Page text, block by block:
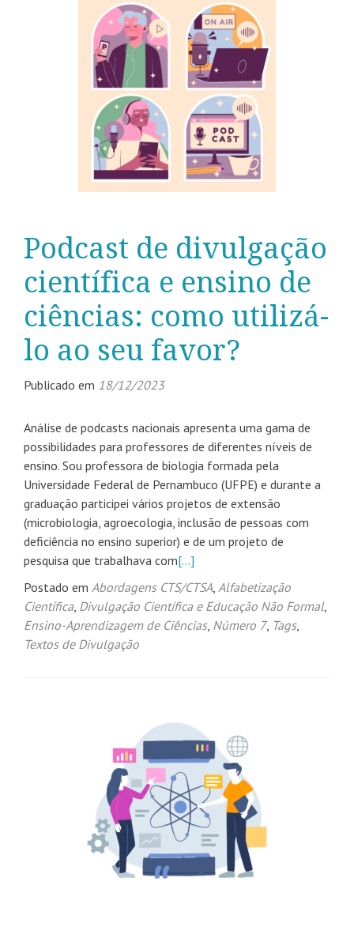
Podcast de divulgação
científica e ensino de
ciências: como utilizá-
lo ao seu favor?
Publicado em 18/12/2023
Análise de podcasts nacionais apresenta uma gama de
possibilidades para professores de diferentes níveis de
ensino. Sou professora de biologia formada pela
Universidade Federal de Pernambuco (UFPE) e durante a
graduação participei vários projetos de extensão
(microbiologia, agroecologia, inclusão de pessoas com
deficiência no ensino superior) e de um projeto de
pesquisa que trabalhava com[…]
Postado em Abordagens CTS/CTSA, Alfabetização
Científica, Divulgação Científica e Educação Não Formal,
Ensino-Aprendizagem de Ciências, Número 7, Tags,
Textos de Divulgação